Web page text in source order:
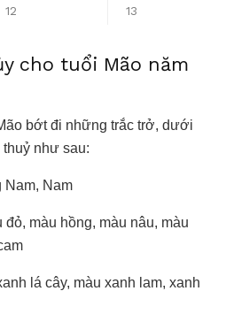
12 13
cho tuổi Mão năm
bớt đi những trắc trở, dưới
như sau:
Nam
màu hồng, màu nâu, màu
lá cây, màu xanh lam, xanh